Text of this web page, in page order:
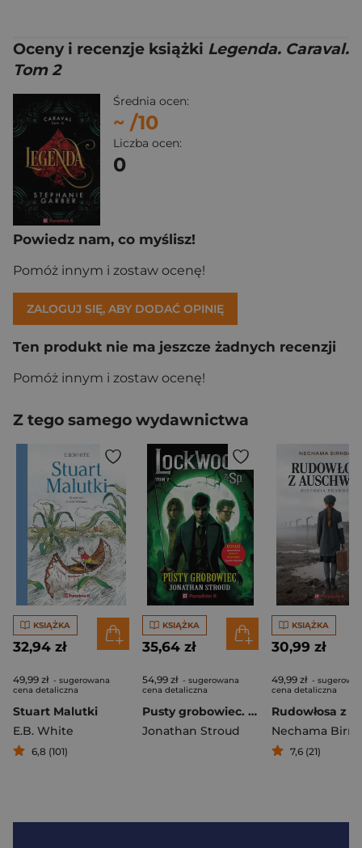
Oceny i recenzje książki Legenda. Caraval.
Tom 2
Średnia ocen:
~ /10
Liczba ocen:
0
Powiedz nam, co myślisz!
Pomóż innym i zostaw ocenę!
ZALOGUJ SIĘ, ABY DODAĆ OPINIĘ
Ten produkt nie ma jeszcze żadnych recenzji
Pomóż innym i zostaw ocenę!
Z tego samego wydawnictwa
KSIĄŻKA
32,94 zł
49,99 zł - sugerowana
cena detaliczna
Stuart Malutki
E.B. White
6,8 (101)
KSIĄŻKA
35,64 zł
54,99 zł - sugerowana
cena detaliczna
Pusty grobowiec. Lockwood & Spółka. Tom 5
Jonathan Stroud
KSIĄŻKA
30,99 zł
49,99 zł -
cena detaliczna
7,6 (21)